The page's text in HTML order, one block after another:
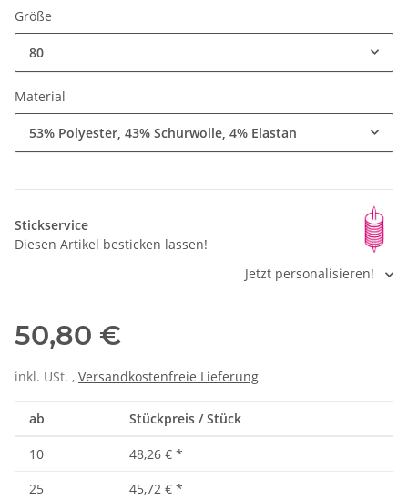
Größe
80
Material
53% Polyester, 43% Schurwolle, 4% Elastan
Stickservice
Diesen Artikel besticken lassen!
Jetzt personalisieren!
50,80 €
inkl. USt. , Versandkostenfreie Lieferung
ab Stückpreis / Stück
10 48,26 € *
25
45,72 € *